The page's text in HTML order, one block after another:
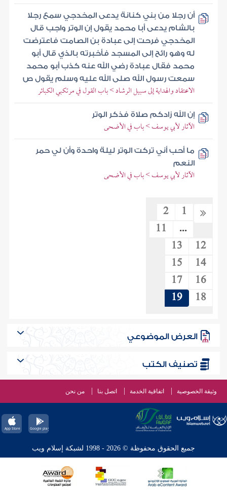
أن رجلا من بني كنانة يدعى المخدجي سمع رجلا
بالشام يدعى أبا محمد يقول إن الوتر واجب قال
المخدجي فرحت إلى عبادة بن الصامت فاعترضت
له وهو رائح إلى المسجد فأخبرته بالذي قال أبو
محمد فقال عبادة رضي الله عنه كذب أبو محمد
سمعت رسول الله صلى الله عليه وسلم يقول ص
الاعتقاد والهداية إلى سبيل الرشاد > باب القول في مرتكبي الكبائر
إن الله زادكم صلاة فذكر الوتر
الآثار لأبي يوسف > باب في الأضحى
ما أحب أني تركت الوتر ليلة واحدة وأن لي حمر
النعم
الآثار لأبي يوسف > باب في الأضحى
1
2
...
11
12
13
14
15
16
17
18
19
العرض الموضوعي
تصنيف الكتب
وثيقة الخصوصية اتفاقية الخدمة اتصل بنا من نحن
جميع الحقوق محفوظة © 2026 - 1998 لشبكة إسلام ويب